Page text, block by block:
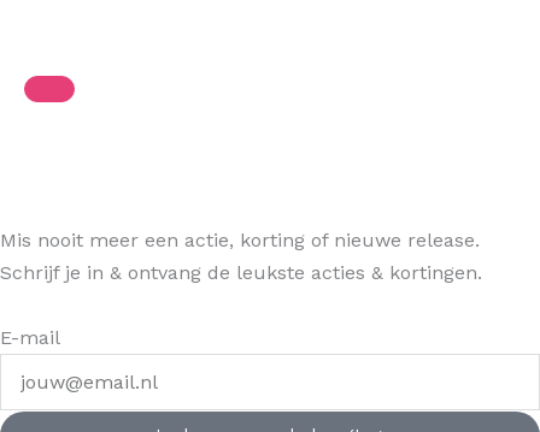
Mis nooit meer een actie, korting of nieuwe release.
Schrijf je in & ontvang de leukste acties & kortingen.
E-mail